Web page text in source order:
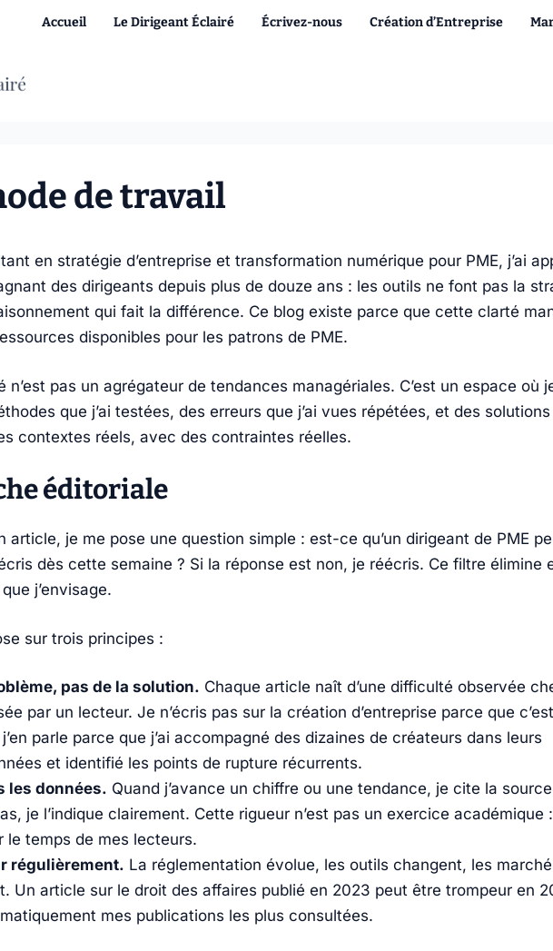
Accueil Le Dirigeant Éclairé Écrivez-nous Création d’Entreprise
de travail
en stratégie d’entreprise et transformation numérique pour PME, j’ai
des dirigeants depuis plus de douze ans : les outils ne font pas la
qui fait la différence. Ce blog existe parce que cette clarté
disponibles pour les patrons de PME.
n’est pas un agrégateur de tendances managériales. C’est un espace où
que j’ai testées, des erreurs que j’ai vues répétées, et des
contextes réels, avec des contraintes réelles.
éditoriale
article, je me pose une question simple : est-ce qu’un dirigeant de PME
dès cette semaine ? Si la réponse est non, je réécris. Ce filtre élimine
j’envisage.
sur trois principes :
pas de la solution. Chaque article naît d’une difficulté observée
par un lecteur. Je n’écris pas sur la création d’entreprise parce que
parle parce que j’ai accompagné des dizaines de créateurs dans leurs
et identifié les points de rupture récurrents.
les données. Quand j’avance un chiffre ou une tendance, je cite la
je l’indique clairement. Cette rigueur n’est pas un exercice académique :
le temps de mes lecteurs.
régulièrement. La réglementation évolue, les outils changent, les
Un article sur le droit des affaires publié en 2023 peut être trompeur en
mes publications les plus consultées.